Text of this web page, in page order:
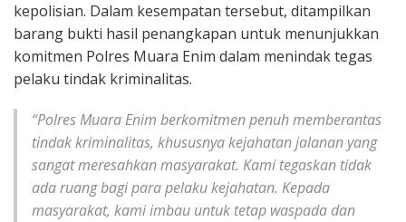
kepolisian. Dalam kesempatan tersebut, ditampilkan
barang bukti hasil penangkapan untuk menunjukkan
komitmen Polres Muara Enim dalam menindak tegas
pelaku tindak kriminalitas.
“Polres Muara Enim berkomitmen penuh memberantas
tindak kriminalitas, khususnya kejahatan jalanan yang
sangat meresahkan masyarakat. Kami tegaskan tidak
ada ruang bagi para pelaku kejahatan. Kepada
masyarakat, kami imbau untuk tetap waspada dan